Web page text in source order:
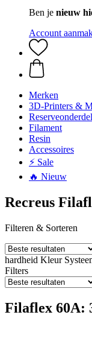
Ben je nieuw
Account
Merken
3D-Printers &
Filament
Resin
Accessoires
⚡ Sale
🔥 Nieuw
Recreus
Filteren & Sorteren
hardheid Kleur
Filters
Filaflex 60A: